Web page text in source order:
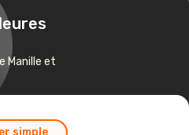
Manille et
simple